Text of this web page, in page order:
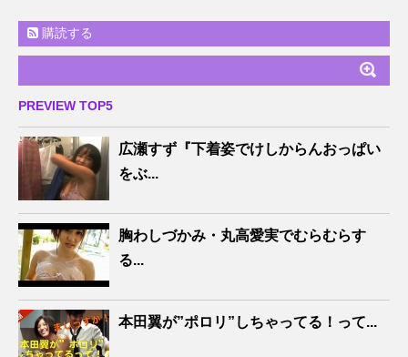
購読する
PREVIEW TOP5
広瀬すず『下着姿でけしからんおっぱい
をぶ...
胸わしづかみ・丸高愛実でむらむらす
る...
本田翼が”ポロリ”しちゃってる！って...